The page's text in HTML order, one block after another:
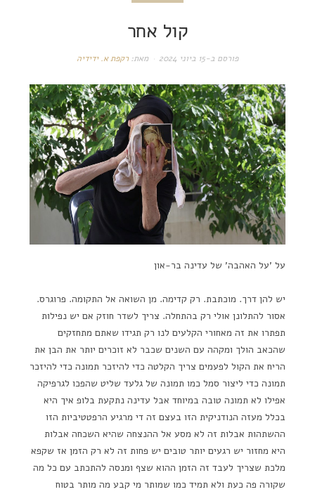
קול אחר
פורסם ב-15 ביוני 2024 מאת:רקפת א. ידידיה
על 'על האהבה' של עדינה בר-און
יש להן דרך. מוכתבת. רק קדימה. מן השואה אל התקומה. פרוגרס.
אסור להתלונן אולי רק בהתחלה. צריך לשדר חוזק אם יש נפילות
תפתרו את זה מאחורי הקלעים לנו רק תגידו שאתם מתחזקים
שהכאב הולך ומקהה עם השנים שכבר לא זוכרים יותר את הבן את
הריח את הקול לפעמים צריך הקלטה כדי להיזכר תמונה כדי להיזכר
תמונה כדי ליצור סמל כמו תמונה של גלעד שליט שהפכו לגרפיקה
אפילו לא תמונה טובה במיוחד אבל עדינה נתקעת בלופ איך היא
בכלל מעזה הנודניקית הזו בעצם זה די מרגיע הרפטטיביות הזו
ההשתהות אבלות זה לא מסע אל ההנצחה שהיא השכחה אבלות
היא מחזור יש רגעים יותר טובים יש פחות זה לא רק הזמן אז שקפא
מלכת שצריך לעבד זה הזמן ההוא שצף ומנסה להתכתב עם כל מה
שקורה פה כעת ולא תמיד כמו שמותר מי קבע מה מותר בטוח